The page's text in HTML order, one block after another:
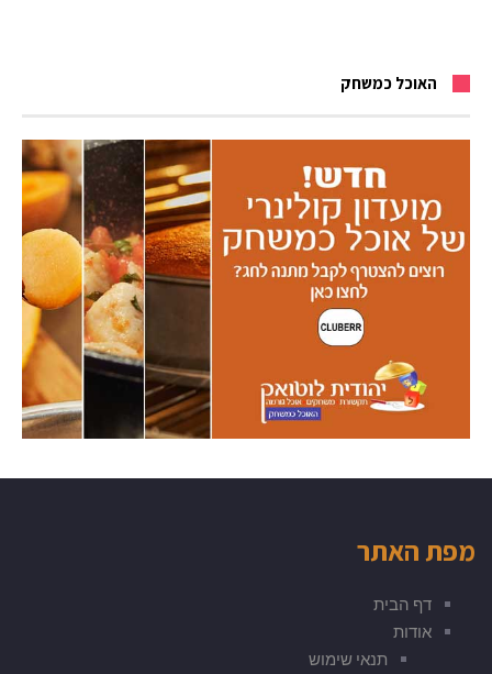
האוכל כמשחק
מפת האתר
דף הבית
אודות
תנאי שימוש